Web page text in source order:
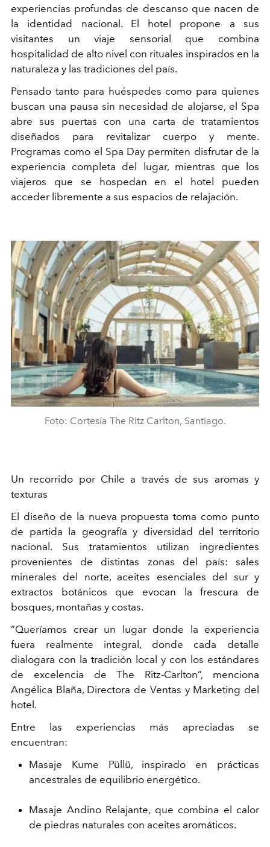
experiencias profundas de descanso que nacen de
la identidad nacional. El hotel propone a sus
visitantes un viaje sensorial que combina
hospitalidad de alto nivel con rituales inspirados en la
naturaleza y las tradiciones del país.
Pensado tanto para huéspedes como para quienes
buscan una pausa sin necesidad de alojarse, el Spa
abre sus puertas con una carta de tratamientos
diseñados para revitalizar cuerpo y mente.
Programas como el Spa Day permiten disfrutar de la
experiencia completa del lugar, mientras que los
viajeros que se hospedan en el hotel pueden
acceder libremente a sus espacios de relajación.
Foto: Cortesía The Ritz Carlton, Santiago.
Un recorrido por Chile a través de sus aromas y
texturas
El diseño de la nueva propuesta toma como punto
de partida la geografía y diversidad del territorio
nacional. Sus tratamientos utilizan ingredientes
provenientes de distintas zonas del país: sales
minerales del norte, aceites esenciales del sur y
extractos botánicos que evocan la frescura de
bosques, montañas y costas.
“Queríamos crear un lugar donde la experiencia
fuera realmente integral, donde cada detalle
dialogara con la tradición local y con los estándares
de excelencia de The Ritz-Carlton”, menciona
Angélica Blaña, Directora de Ventas y Marketing del
hotel.
Entre las experiencias más apreciadas se
encuentran:
Masaje Kume Püllü, inspirado en prácticas
ancestrales de equilibrio energético.
Masaje Andino Relajante, que combina el calor
de piedras naturales con aceites aromáticos.